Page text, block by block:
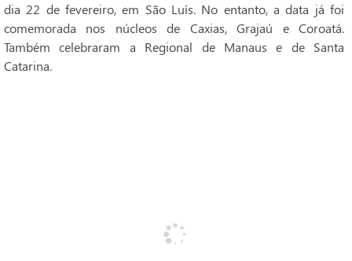
dia 22 de fevereiro, em São Luís. No entanto, a data já foi
comemorada nos núcleos de Caxias, Grajaú e Coroatá.
Também celebraram a Regional de Manaus e de Santa
Catarina.